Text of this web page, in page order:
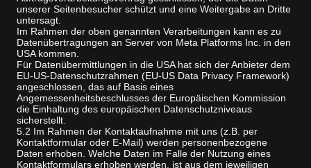
unserer Seitenbesucher schützt und eine Weitergabe an Dritte
untersagt.
Im Rahmen der oben genannten Verarbeitungen kann es zu
Datenübertragungen an Server von Meta Platforms Inc. in den
USA kommen.
Für Datenübermittlungen in die USA hat sich der Anbieter dem
EU-US-Datenschutzrahmen (EU-US Data Privacy Framework)
angeschlossen, das auf Basis eines
Angemessenheitsbeschlusses der Europäischen Kommission
die Einhaltung des europäischen Datenschutzniveaus
sicherstellt.
5.2 Im Rahmen der Kontaktaufnahme mit uns (z.B. per
Kontaktformular oder E-Mail) werden personenbezogene
Daten erhoben. Welche Daten im Falle der Nutzung eines
Kontaktformulars erhoben werden, ist aus dem jeweiligen